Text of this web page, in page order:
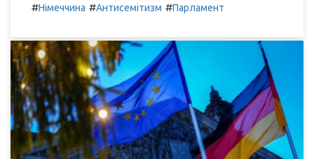
#Німеччина #Антисемітизм #Парламент